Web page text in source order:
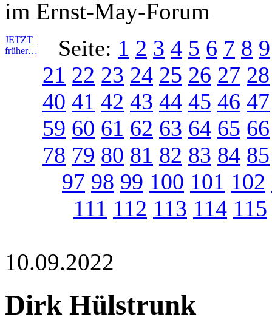
im Ernst-May-Forum
JETZT |
früher…
Seite: 1 2 3 4 5 6 7 8 9
21 22 23 24 25 26 27 28
40 41 42 43 44 45 46 47
59 60 61 62 63 64 65 66
78 79 80 81 82 83 84 85
97 98 99 100 101 102
111 112 113 114 115
10.09.2022
Dirk Hülstrunk